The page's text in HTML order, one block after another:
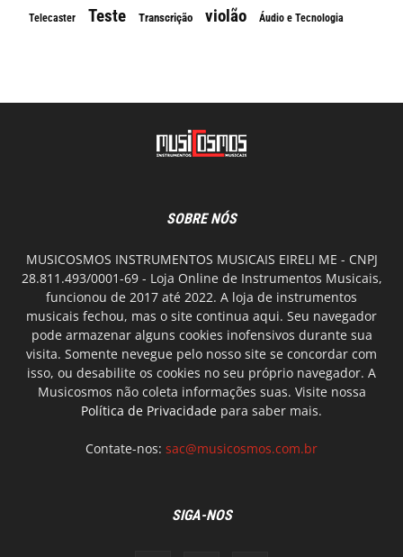
Telecaster Teste Transcrição violão Áudio e Tecnologia
SOBRE NÓS
MUSICOSMOS INSTRUMENTOS MUSICAIS EIRELI ME - CNPJ
28.811.493/0001-69 - Loja Online de Instrumentos Musicais,
funcionou de 2017 até 2022. A loja de instrumentos
musicais fechou, mas o site continua aqui. Seu navegador
pode armazenar alguns cookies inofensivos durante sua
visita. Somente nevegue pelo nosso site se concordar com
isso, ou desabilite os cookies no seu próprio navegador. A
Musicosmos não coleta informações suas. Visite nossa
Política de Privacidade para saber mais.
Contate-nos: sac@musicosmos.com.br
SIGA-NOS